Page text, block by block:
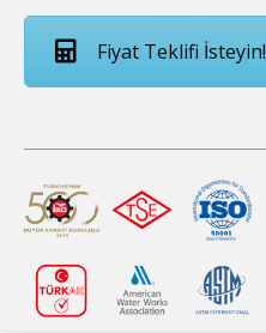
Fiyat Teklifi İsteyin!